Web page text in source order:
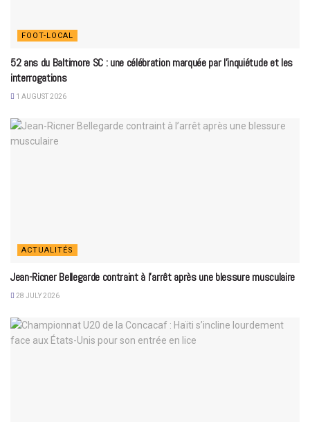
FOOT-LOCAL
52 ans du Baltimore SC : une célébration marquée par l’inquiétude et les
interrogations
1 AUGUST 2026
ACTUALITÉS
Jean-Ricner Bellegarde contraint à l’arrêt après une blessure musculaire
28 JULY 2026